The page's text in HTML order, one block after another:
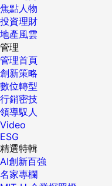
焦點人物
投資理財
地產風雲
管理
管理首頁
創新策略
數位轉型
行銷密技
領導馭人
Video
ESG
精選特輯
AI創新百強
名家專欄